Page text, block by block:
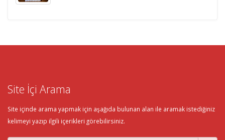
Site İçi Arama
Site içinde arama yapmak için aşağıda bulunan alan ile aramak istediğiniz
kelimeyi yazıp ilgili içerikleri görebilirsiniz.